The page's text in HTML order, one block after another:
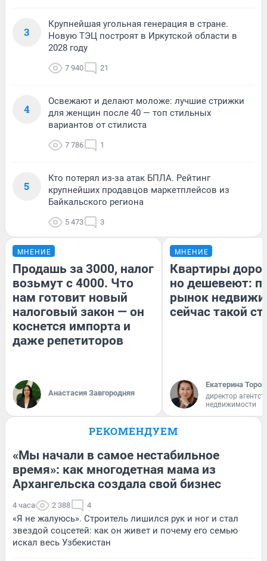
3
Крупнейшая угольная генерация в стране.
Новую ТЭЦ построят в Иркутской области в
2028 году
7 940 21
4
Освежают и делают моложе: лучшие стрижки
для женщин после 40 — топ стильных
вариантов от стилиста
7 786 1
5
Кто потерял из-за атак БПЛА. Рейтинг
крупнейших продавцов маркетплейсов из
Байкальского региона
5 473 3
МНЕНИЕ
Продашь за 3000, налог
возьмут с 4000. Что
нам готовит новый
налоговый закон — он
коснется импорта и
даже репетиторов
Анастасия Завгородняя
МНЕНИЕ
Квартиры
но дешевеют:
рынок
сейчас такой
Екатерина
директор
недвижимости
РЕКОМЕНДУЕМ
«Мы начали в самое нестабильное
время»: как многодетная мама из
Архангельска создала свой бизнес
4 часа 2 388 4
«Я не жалуюсь». Строитель лишился рук и ног и стал
звездой соцсетей: как он живет и почему его семью
искал весь Узбекистан